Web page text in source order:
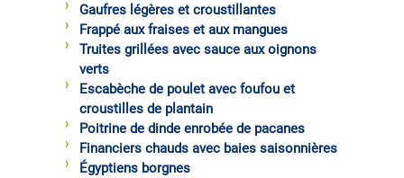
Gaufres légères et croustillantes
Frappé aux fraises et aux mangues
Truites grillées avec sauce aux oignons
verts
Escabèche de poulet avec foufou et
croustilles de plantain
Poitrine de dinde enrobée de pacanes
Financiers chauds avec baies saisonnières
Égyptiens borgnes